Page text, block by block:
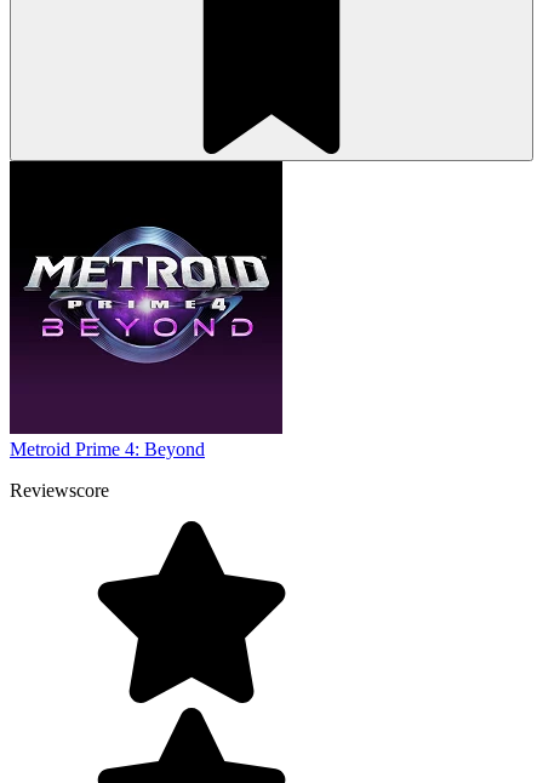
Metroid Prime 4: Beyond
Reviewscore